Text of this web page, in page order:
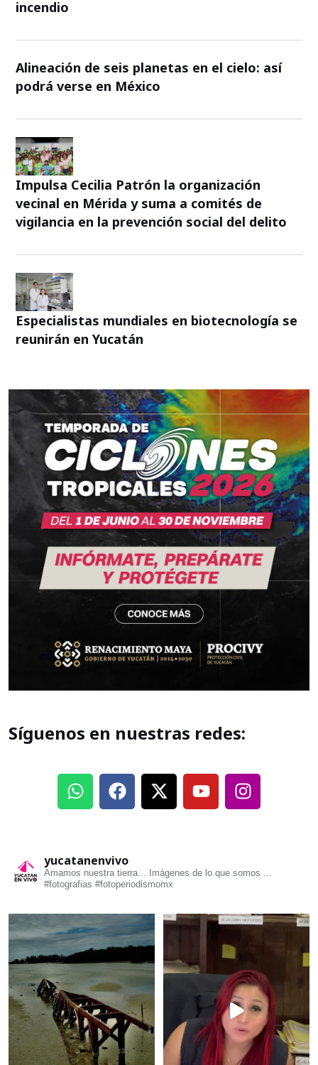
incendio
Alineación de seis planetas en el cielo: así
podrá verse en México
Impulsa Cecilia Patrón la organización
vecinal en Mérida y suma a comités de
vigilancia en la prevención social del delito
Especialistas mundiales en biotecnología se
reunirán en Yucatán
Síguenos en nuestras redes:
yucatanenvivo
Amamos nuestra tierra... Imágenes de lo que somos ...
#fotografias #fotoperiodismomx